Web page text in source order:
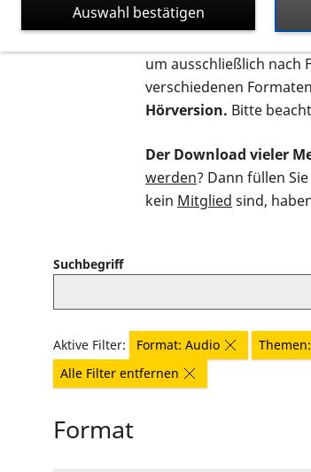
Auf dieser Seite finden
um ausschließlich nach
verschiedenen
Hörversion. Bitte
Der Download vieler
werden? Dann füllen
kein Mitglied sind,
Suchbegriff
Aktive Filter: Format: Audio
Alle Filter entfernen
Format
Auswahl bestätigen